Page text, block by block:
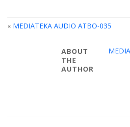
« MEDIATEKA AUDIO ATBO-035
ABOUT
THE
AUTHOR